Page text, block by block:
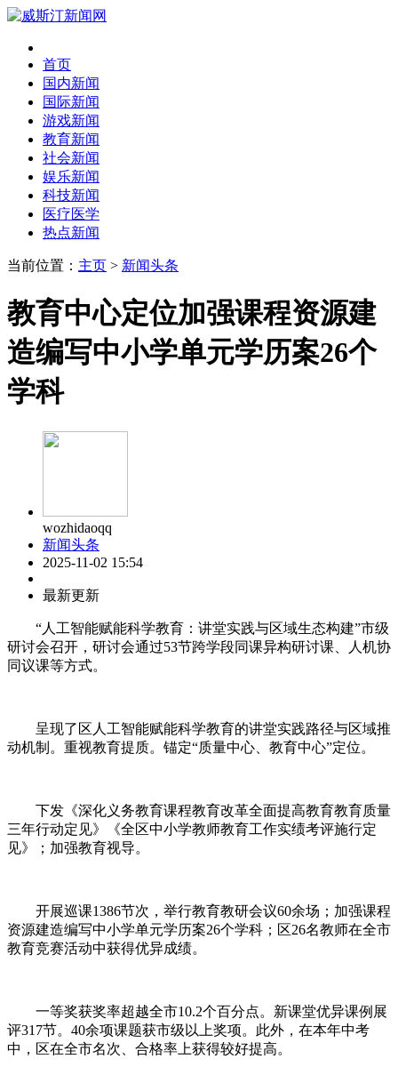
首页
国内新闻
国际新闻
游戏新闻
教育新闻
社会新闻
娱乐新闻
科技新闻
医疗医学
热点新闻
当前位置： 主页 > 新闻头条
教育中心定位加强课程资源建
造编写中小学单元学历案26个
学科
wozhidaoqq
新闻头条
2025-11-02 15:54
最新更新
“人工智能赋能科学教育：讲堂实践与区域生态构建”市级
研讨会召开，研讨会通过53节跨学段同课异构研讨课、人机协
同议课等方式。
呈现了区人工智能赋能科学教育的讲堂实践路径与区域推
动机制。重视教育提质。锚定“质量中心、教育中心”定位。
下发《深化义务教育课程教育改革全面提高教育教育质量
三年行动定见》《全区中小学教师教育工作实绩考评施行定
见》；加强教育视导。
开展巡课1386节次，举行教育教研会议60余场；加强课程
资源建造编写中小学单元学历案26个学科；区26名教师在全市
教育竞赛活动中获得优异成绩。
一等奖获奖率超越全市10.2个百分点。新课堂优异课例展
评317节。40余项课题获市级以上奖项。此外，在本年中考
中，区在全市名次、合格率上获得较好提高。